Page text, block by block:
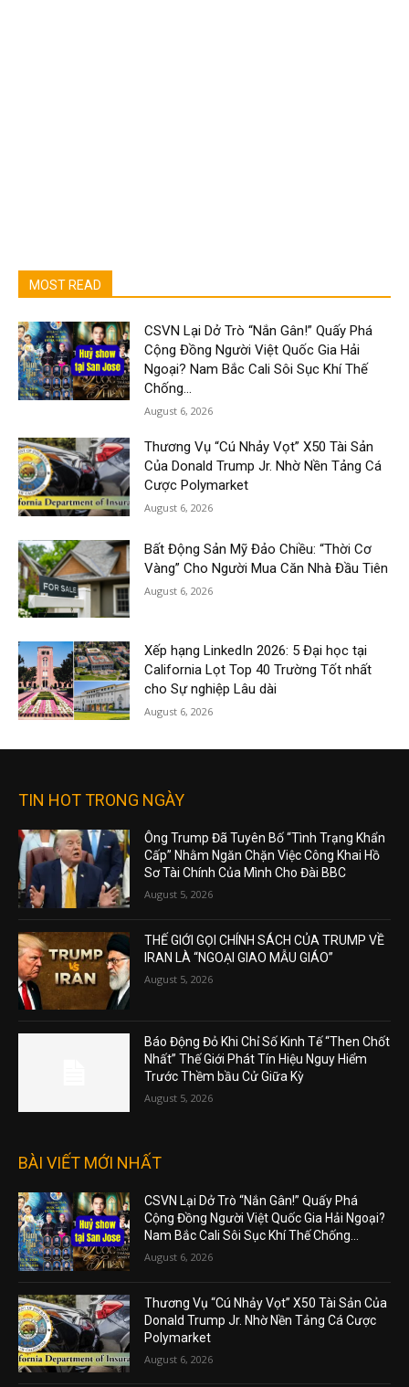
MOST READ
CSVN Lại Dở Trò “Nắn Gân!” Quấy Phá
Cộng Đồng Người Việt Quốc Gia Hải
Ngoại? Nam Bắc Cali Sôi Sục Khí Thế
Chống...
August 6, 2026
Thương Vụ “Cú Nhảy Vọt” X50 Tài Sản
Của Donald Trump Jr. Nhờ Nền Tảng Cá
Cược Polymarket
August 6, 2026
Bất Động Sản Mỹ Đảo Chiều: “Thời Cơ
Vàng” Cho Người Mua Căn Nhà Đầu Tiên
August 6, 2026
Xếp hạng LinkedIn 2026: 5 Đại học tại
California Lọt Top 40 Trường Tốt nhất
cho Sự nghiệp Lâu dài
August 6, 2026
TIN HOT TRONG NGÀY
Ông Trump Đã Tuyên Bố “Tình Trạng Khẩn
Cấp” Nhằm Ngăn Chặn Việc Công Khai Hồ
Sơ Tài Chính Của Mình Cho Đài BBC
August 5, 2026
THẾ GIỚI GỌI CHÍNH SÁCH CỦA TRUMP VỀ
IRAN LÀ “NGOẠI GIAO MẪU GIÁO”
August 5, 2026
Báo Động Đỏ Khi Chỉ Số Kinh Tế “Then Chốt
Nhất” Thế Giới Phát Tín Hiệu Nguy Hiểm
Trước Thềm bầu Cử Giữa Kỳ
August 5, 2026
BÀI VIẾT MỚI NHẤT
CSVN Lại Dở Trò “Nắn Gân!” Quấy Phá
Cộng Đồng Người Việt Quốc Gia Hải Ngoại?
Nam Bắc Cali Sôi Sục Khí Thế Chống...
August 6, 2026
Thương Vụ “Cú Nhảy Vọt” X50 Tài Sản Của
Donald Trump Jr. Nhờ Nền Tảng Cá Cược
Polymarket
August 6, 2026